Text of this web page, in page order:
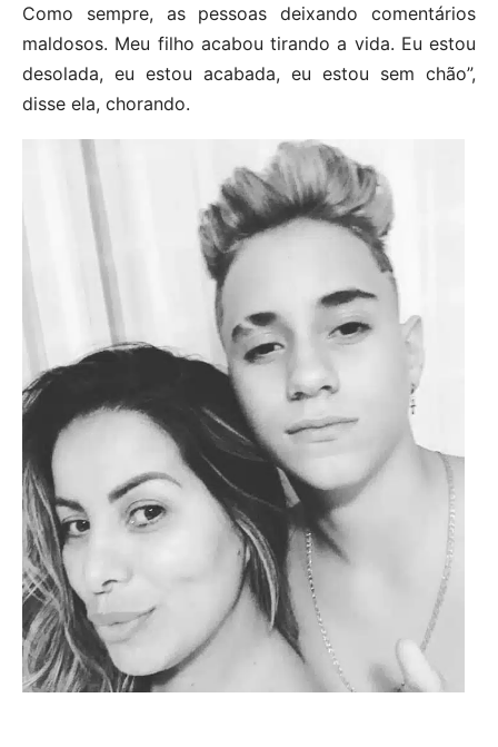
Como sempre, as pessoas deixando comentários
maldosos. Meu filho acabou tirando a vida. Eu estou
desolada, eu estou acabada, eu estou sem chão”,
disse ela, chorando.